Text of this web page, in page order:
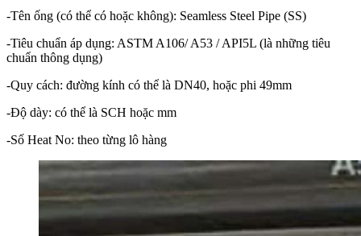
-Tên ống (có thể có hoặc không): Seamless Steel Pipe (SS)
-Tiêu chuẩn áp dụng: ASTM A106/ A53 / API5L (là những tiêu
chuẩn thông dụng)
-Quy cách: đường kính có thể là DN40, hoặc phi 49mm
-Độ dày: có thể là SCH hoặc mm
-Số Heat No: theo từng lô hàng